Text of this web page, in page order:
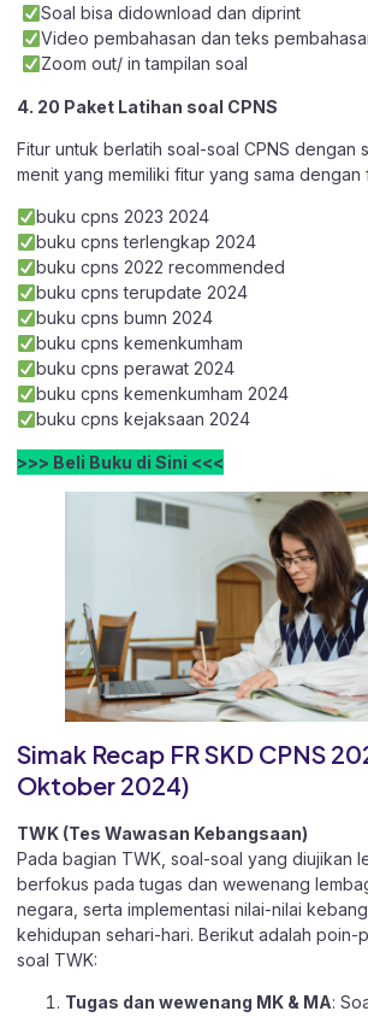
Soal bisa didownload dan diprint
Video pembahasan dan teks
Zoom out/ in tampilan soal
4. 20 Paket Latihan soal CPNS
Fitur untuk berlatih soal-soal CPNS dengan
menit yang memiliki fitur yang sama dengan
buku cpns 2023 2024
buku cpns terlengkap 2024
buku cpns 2022 recommended
buku cpns terupdate 2024
buku cpns bumn 2024
buku cpns kemenkumham
buku cpns perawat 2024
buku cpns kemenkumham 2024
buku cpns kejaksaan 2024
>>> Beli Buku di Sini <<<
Simak Recap FR SKD CPNS
Oktober 2024)
TWK (Tes Wawasan Kebangsaan)
Pada bagian TWK, soal-soal yang diujikan
berfokus pada tugas dan wewenang
negara, serta implementasi nilai-nilai
kehidupan sehari-hari. Berikut adalah poin-
soal TWK:
Tugas dan wewenang MK & MA: